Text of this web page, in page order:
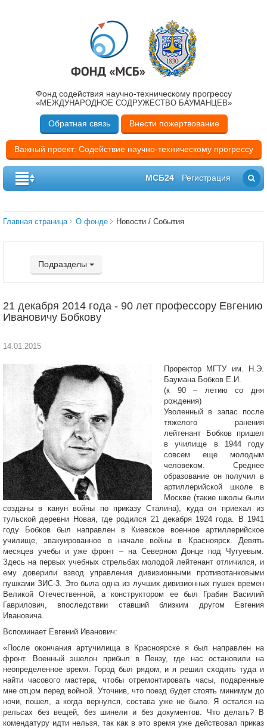
Фонд содействия научно-техническому прогрессу
«МЕЖДУНАРОДНОЕ СОДРУЖЕСТВО БАУМАНЦЕВ»
Обратная связь Внести пожертвование
Важный проект: Содействие научно-техническому прогрессу
МСБ24 Регистрация
Главная страница О фонде Новости / События
Подразделы
21 декабря 2014 года - 90 лет профессору Евгению
Ивановичу Бобкову
14.01.2015
Проректор МГТУ им. Н.Э.
Баумана Бобков Е.И.
(к 90 – летию со дня
рождения)
Уволенный в запас после
тяжелого ранения
лейтенант Бобков пришел
в училище в 1944 году
совсем еще молодым
человеком. Среднее
образование он получил в
артиллерийской школе в
Москве (такие школы были
созданы в канун войны по приказу Сталина), куда он приехал из
тульской деревни Новая, где родился 21 декабря 1924 года. В 1941
году Бобков был направлен в Киевское военное артиллерийское
училище, эвакуированное в начале войны в Красноярск. Девять
месяцев учебы и уже фронт – на Северном Донце под Чугуевым.
Здесь на первых учебных стрельбах молодой лейтенант отличился, и
ему доверили взвод управления дивизионными противотанковыми
пушками ЗИС-3. Это была одна из лучших дивизионных пушек времен
Великой Отечественной, а конструктором ее был Грабин Василий
Гаврилович, впоследствии ставший близким другом Евгения
Ивановича.
Вспоминает Евгений Иванович:
«После окончания артучилища в Красноярске я был направлен на
фронт. Военный эшелон прибыл в Пензу, где нас остановили на
неопределенное время. Город был рядом, и я решил сходить туда и
найти часового мастера, чтобы отремонтировать часы, подаренные
мне отцом перед войной. Уточнив, что поезд будет стоять минимум до
ночи, пошел, а когда вернулся, состава уже не было. Я остался на
рельсах без вещей, без шинели и без документов. Что делать? В
комендатуру идти нельзя, так как в это время уже действовал приказ